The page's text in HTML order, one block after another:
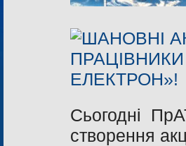
Сьогодні
створення